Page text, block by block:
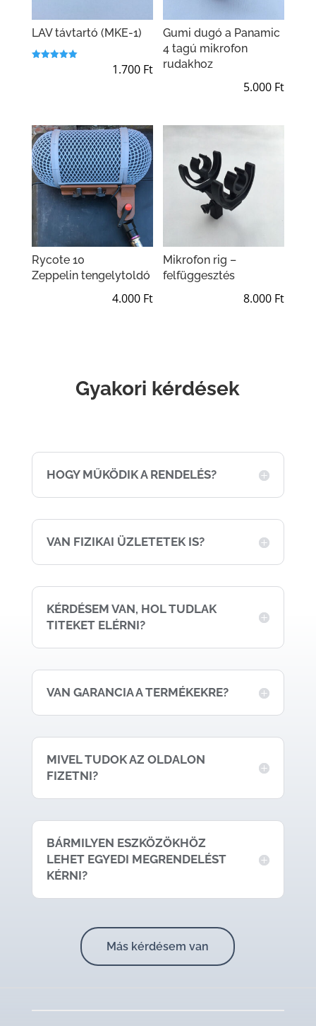
LAV távtartó (MKE-1)
1.700 Ft
Gumi dugó a Panamic
4 tagú mikrofon
rudakhoz
5.000 Ft
Rycote 10
Zeppelin tengelytoldó
4.000 Ft
Mikrofon rig –
felfüggesztés
8.000 Ft
Gyakori kérdések
HOGY MŰKÖDIK A RENDELÉS?
VAN FIZIKAI ÜZLETETEK IS?
KÉRDÉSEM VAN, HOL TUDLAK
TITEKET ELÉRNI?
VAN GARANCIA A TERMÉKEKRE?
MIVEL TUDOK AZ OLDALON
FIZETNI?
BÁRMILYEN ESZKÖZÖKHÖZ
LEHET EGYEDI MEGRENDELÉST
KÉRNI?
Más kérdésem van